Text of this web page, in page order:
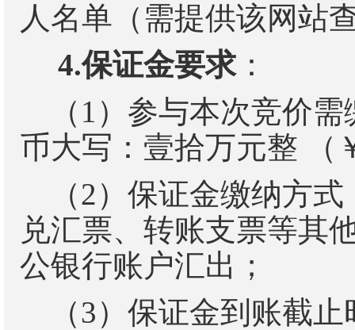
人名单（需提供该网站
4.保证金要求：
（ 1 ）参与本次竞价
币大写：壹拾万元整 （
（2）保证金缴纳方
兑汇票、转账支票等其
公银行账户汇出；
（3）保证金到账截止